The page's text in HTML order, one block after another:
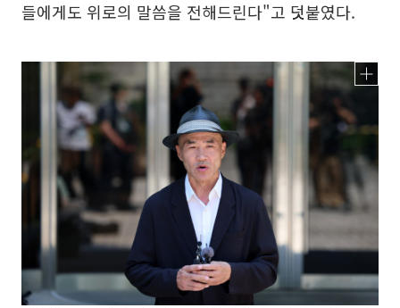
들에게도 위로의 말씀을 전해드린다"고 덧붙였다.